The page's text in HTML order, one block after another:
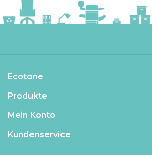
Ecotone
Produkte
Mein Konto
Kundenservice